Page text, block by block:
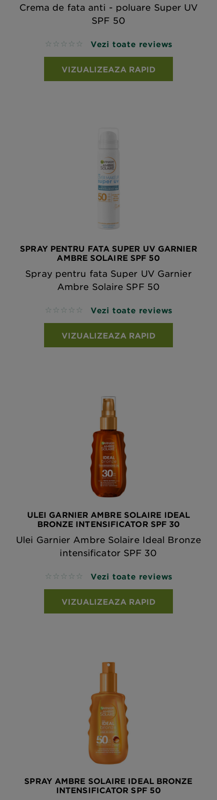
Crema de fata anti - poluare Super UV
SPF 50
No reviews Vezi toate reviews
VIZUALIZEAZA RAPID
SPRAY PENTRU FATA SUPER UV GARNIER
AMBRE SOLAIRE SPF 50
Spray pentru fata Super UV Garnier
Ambre Solaire SPF 50
No reviews Vezi toate reviews
VIZUALIZEAZA RAPID
ULEI GARNIER AMBRE SOLAIRE IDEAL
BRONZE INTENSIFICATOR SPF 30
Ulei Garnier Ambre Solaire Ideal Bronze
intensificator SPF 30
No reviews Vezi toate reviews
VIZUALIZEAZA RAPID
SPRAY AMBRE SOLAIRE IDEAL BRONZE
INTENSIFICATOR SPF 50